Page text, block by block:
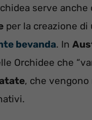
serve anche
per la creazione di
bevanda. In
Orchidee che
, che vengono